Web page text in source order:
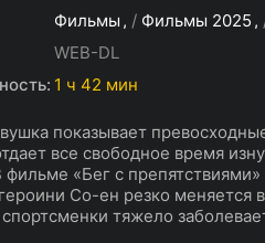
Фильмы / Фильмы 2025
WEB-DL
1 ч 42 мин
показывает
все свободное время
«Бег с
Со-ен резко меняется
тяжело